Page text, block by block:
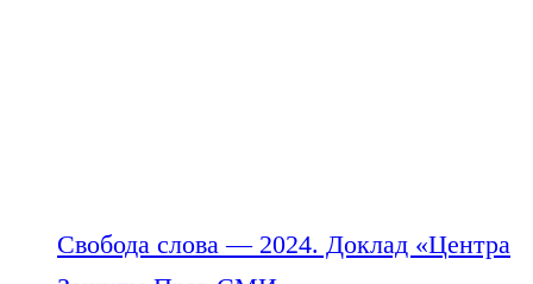
Свобода слова — 2024. Доклад «Центра